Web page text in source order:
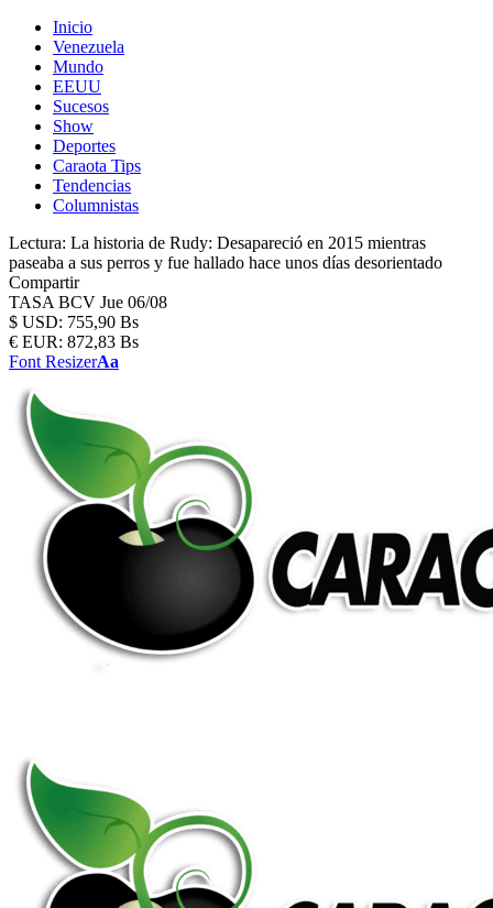
Inicio
Venezuela
Mundo
EEUU
Sucesos
Show
Deportes
Caraota Tips
Tendencias
Columnistas
Lectura: La historia de Rudy: Desapareció en 2015 mientras
paseaba a sus perros y fue hallado hace unos días desorientado
Compartir
TASA BCV Jue 06/08
$ USD: 755,90 Bs
€ EUR: 872,83 Bs
Font ResizerAa